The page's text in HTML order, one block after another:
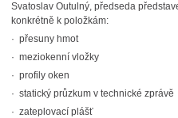
Svatoslav Outulný, předseda
konkrétně k položkám:
· přesuny hmot
· meziokenní vložky
· profily oken
· statický průzkum v technické zprávě
· zateplovací plášť